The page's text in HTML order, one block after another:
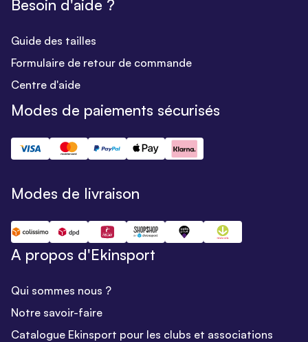
Besoin d'aide ?
Guide des tailles
Formulaire de retour de commande
Centre d'aide
Modes de paiements sécurisés
Modes de livraison
A propos d'Ekinsport
Qui sommes nous ?
Notre savoir-faire
Catalogue Ekinsport pour les clubs et associations